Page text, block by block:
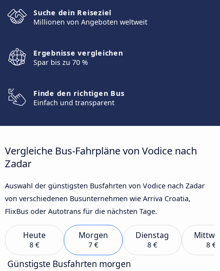
Suche dein Reiseziel
Millionen von Angeboten weltweit
Ergebnisse vergleichen
Spar bis zu 70 %
Finde den richtigen Bus
Einfach und transparent
Vergleiche Bus-Fahrpläne von Vodice nach
Zadar
Auswahl der günstigsten Busfahrten von Vodice nach Zadar
von verschiedenen Busunternehmen wie Arriva Croatia,
FlixBus oder Autotrans für die nächsten Tage.
Heute
8 €
Morgen
7 €
Dienstag
8 € 8 €
Günstigste Busfahrten morgen